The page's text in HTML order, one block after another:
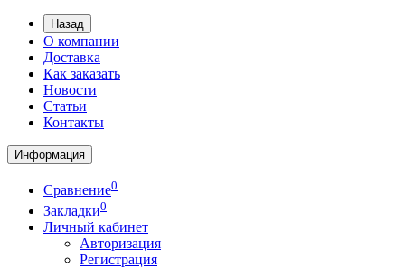
Назад
О компании
Доставка
Как заказать
Новости
Статьи
Контакты
Информация
Сравнение0
Закладки0
Личный кабинет
Авторизация
Регистрация